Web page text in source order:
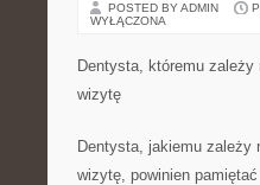
POSTED BY ADMIN
WYŁĄCZONA
Dentysta, któremu zależy
wizytę
Dentysta, jakiemu zależy
wizytę, powinien